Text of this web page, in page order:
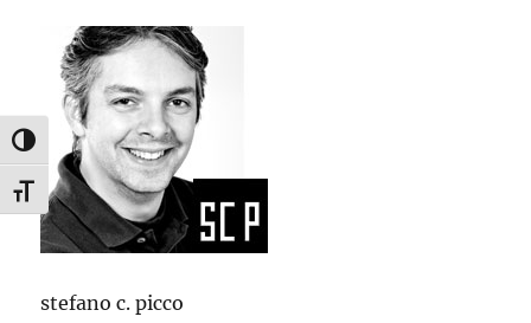
UMSCHALTEN AUF HOHE KONTRASTE
SCHRIFT VERGRÖSSERN
stefano c. picco